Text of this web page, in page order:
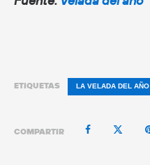
ETIQUETAS LA VELADA DEL AÑO
COMPARTIR